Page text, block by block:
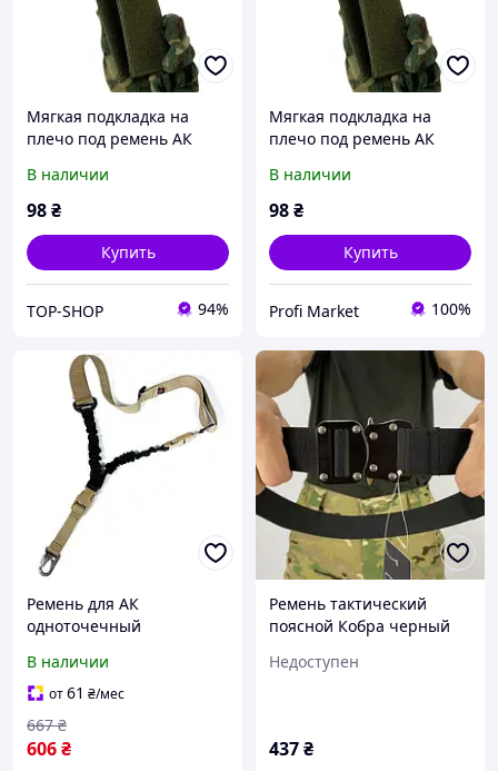
Мягкая подкладка на
плечо под ремень АК
В наличии
98₴
Купить
TOP-SHOP 94%
Мягкая подкладка на
плечо под ремень АК
В наличии
98₴
Купить
Profi Market 100%
Ремень для АК
одноточечный
сбросом койот (LE2150) [n-
LE21]
В наличии
от61 ₴/мес
606₴
667 ₴
Ремень тактический
поясной Кобра черный
Недоступен
437₴